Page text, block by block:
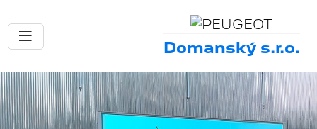
Domanský s.r.o.